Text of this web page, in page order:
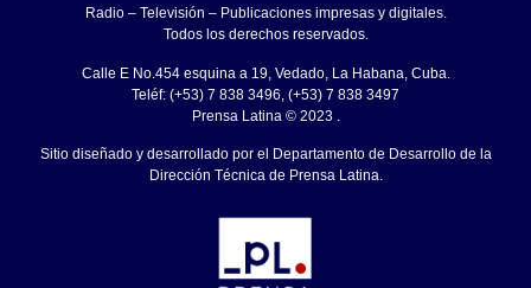
Radio – Televisión – Publicaciones impresas y digitales.
Todos los derechos reservados.
Calle E No.454 esquina a 19, Vedado, La Habana, Cuba.
Teléf: (+53) 7 838 3496, (+53) 7 838 3497
Prensa Latina © 2023 .
Sitio diseñado y desarrollado por el Departamento de Desarrollo de la
Dirección Técnica de Prensa Latina.